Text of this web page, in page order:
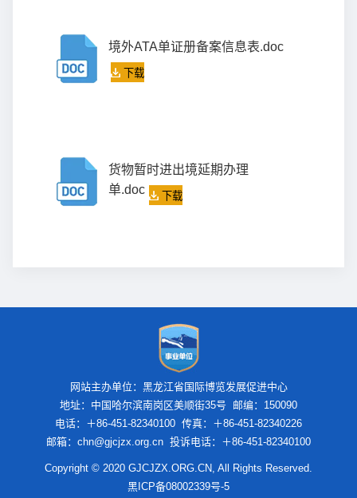
境外ATA单证册备案信息表.doc
下载
货物暂时进出境延期办理
单.doc
下载
网站主办单位：黑龙江省国际博览发展促进中心
地址：中国哈尔滨南岗区美顺街35号 邮编：150090
电话：＋86-451-82340100 传真：＋86-451-82340226
邮箱：chn@gjcjzx.org.cn 投诉电话：＋86-451-82340100
Copyright © 2020 GJCJZX.ORG.CN, All Rights Reserved.
黑ICP备08002339号-5